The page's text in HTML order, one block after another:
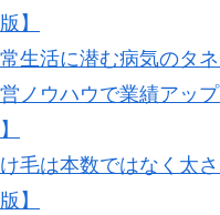
】
生活に潜む病気のタネ
ノウハウで業績アッ
毛は本数ではなく太
】